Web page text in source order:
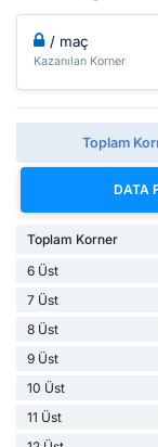
/ maç
Kazanılan Korner
Toplam
DATA
Toplam Korner
6 Üst
7 Üst
8 Üst
9 Üst
10 Üst
11 Üst